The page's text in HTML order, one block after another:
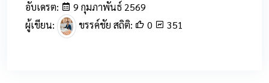
อับเดรต:
9 กุมภาพันธ์ 2569
ผู้เขียน:
ขรรค์ชัย สถิติ: 0 351